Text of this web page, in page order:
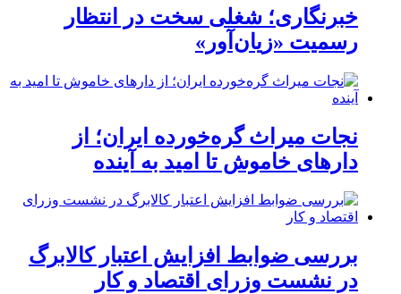
خبرنگاری؛ شغلی سخت در انتظار
رسمیت «زیان‌آور»
نجات میراث گره‌خورده ایران؛ از
دارهای خاموش تا امید به آینده
بررسی ضوابط افزایش اعتبار کالابرگ
در نشست وزرای اقتصاد و کار